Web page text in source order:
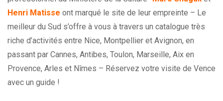
Henri Matisse ont marqué le site de leur empreinte – Le
meilleur du Sud s’offre à vous à travers un catalogue très
riche d’activités entre Nice, Montpellier et Avignon, en
passant par Cannes, Antibes, Toulon, Marseille, Aix en
Provence, Arles et Nîmes – Réservez votre visite de Vence
avec un guide !